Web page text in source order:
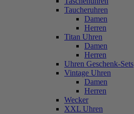
Taucheruhren
Damen
Herren
Titan Uhren
Damen
Herren
Uhren Geschenk-Sets
Vintage Uhren
Damen
Herren
Wecker
XXL Uhren